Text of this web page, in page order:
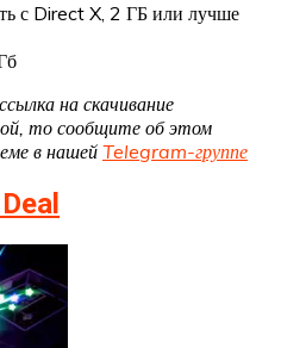
с Direct X, 2 ГБ или лучше
на скачивание
то сообщите об этом
в нашей Telegram-группе